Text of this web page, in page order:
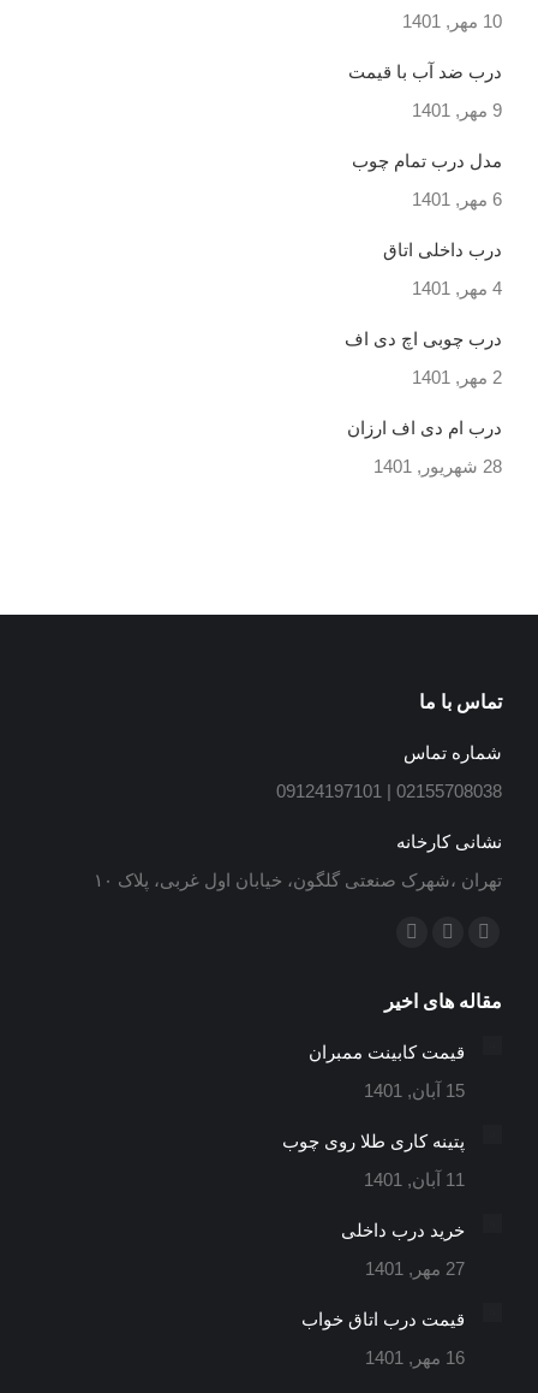
10 مهر, 1401
درب ضد آب با قیمت
9 مهر, 1401
مدل درب تمام چوب
6 مهر, 1401
درب داخلی اتاق
4 مهر, 1401
درب چوبی اچ دی اف
2 مهر, 1401
درب ام دی اف ارزان
28 شهریور, 1401
تماس با ما
شماره تماس
02155708038 | 09124197101
نشانی کارخانه
تهران ،شهرک صنعتی گلگون، خیابان اول غربی، پلاک ۱۰
ما را دنبال کنید در:
کردن
پنجره
جدید
کردن
برگه
پنجره
جدید
کردن
برگه
پنجره
جدید
مقاله های اخیر
قیمت کابینت ممبران
15 آبان, 1401
پتینه کاری طلا روی چوب
11 آبان, 1401
خرید درب داخلی
27 مهر, 1401
قیمت درب اتاق خواب
16 مهر, 1401